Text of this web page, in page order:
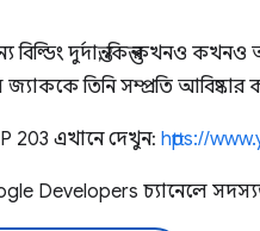
বিল্ডিং দুর্দান্ত, কিন্তু কখনও
তিনি সম্প্রতি আবিষ্কার
203 এখানে দেখুন: https://
Developers চ্যানেলে